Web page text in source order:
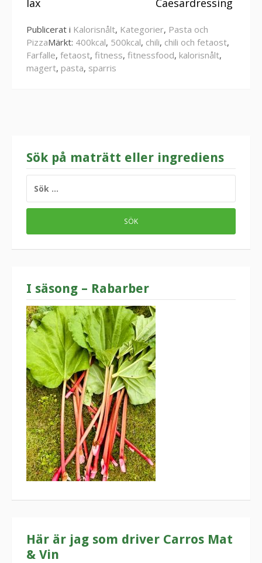
lax Caesardressing
Publicerat i Kalorisnålt, Kategorier, Pasta och
PizzaMärkt: 400kcal, 500kcal, chili, chili och fetaost,
Farfalle, fetaost, fitness, fitnessfood, kalorisnålt,
magert, pasta, sparris
Sök på maträtt eller ingrediens
EFTER:
I säsong – Rabarber
Här är jag som driver Carros Mat
& Vin